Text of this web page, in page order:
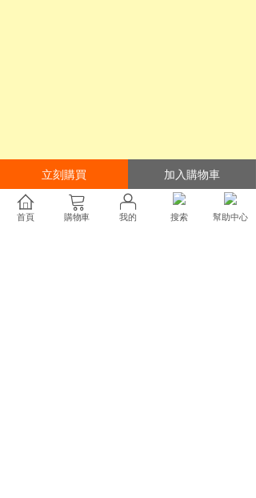
立刻購買 加入購物車
首頁 購物車 我的 搜索 幫助中心